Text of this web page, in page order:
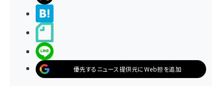
優先するニュース提供元にWeb担を追加